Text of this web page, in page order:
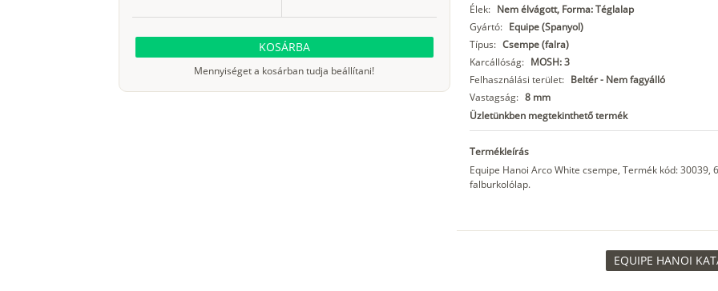
KOSÁRBA
Mennyiséget a kosárban tudja beállítani!
Élek: Nem élvágott, Forma: Téglalap
Gyártó: Equipe (Spanyol)
Típus: Csempe (falra)
Karcállóság: MOSH: 3
Felhasználási terület: Beltér - Nem fagyálló
Vastagság: 8 mm
Üzletünkben megtekinthető termék
Termékleírás
Equipe Hanoi Arco White csempe, Termék kód:
falburkolólap.
EQUIPE HANOI